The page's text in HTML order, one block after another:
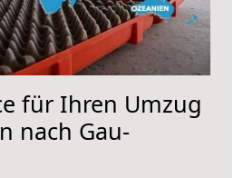
für Ihren Umzug
nach Gau-